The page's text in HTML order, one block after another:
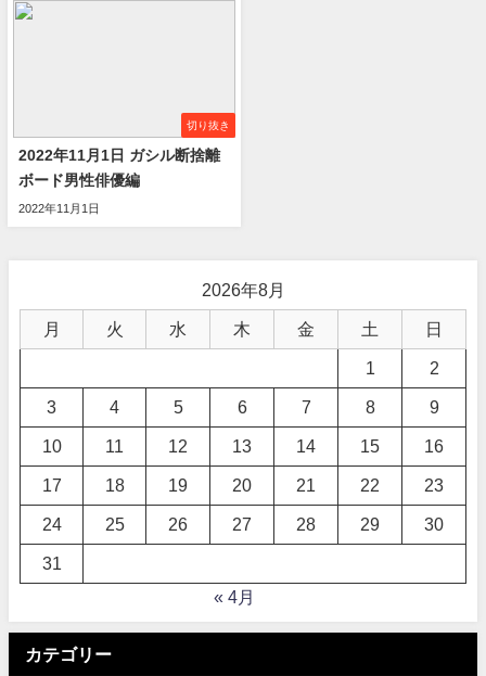
切り抜き
2022年11月1日 ガシル断捨離
ボード男性俳優編
2022年11月1日
2026年8月
月 火 水 木 金 土 日
1 2
3 4 5 6 7 8 9
10 11 12 13 14 15 16
17 18 19 20 21 22 23
24 25 26 27 28 29 30
31
« 4月
カテゴリー